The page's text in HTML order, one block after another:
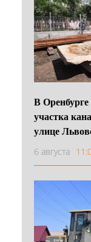
В
участка
улице
6 августа